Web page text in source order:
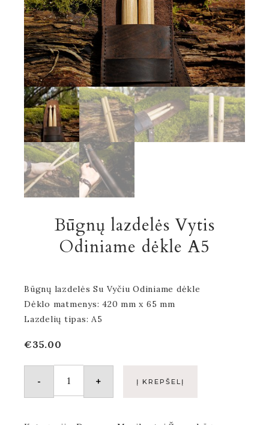
Būgnų lazdelės Vytis
Odiniame dėkle A5
Būgnų lazdelės Su Vyčiu Odiniame dėkle
Dėklo matmenys: 420 mm x 65 mm
Lazdelių tipas: A5
€35.00
- + Į KREPŠELĮ